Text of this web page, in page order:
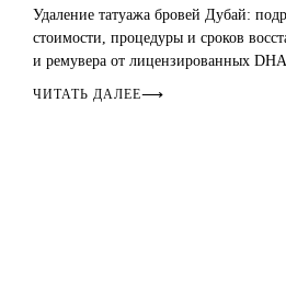
Удаление татуажа бровей Дубай:
стоимости, процедуры и сроков
и ремувера от лицензированных
ЧИТАТЬ ДАЛЕЕ⟶